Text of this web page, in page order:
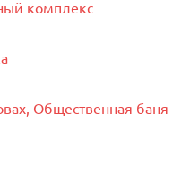
комплекс
Общественная баня